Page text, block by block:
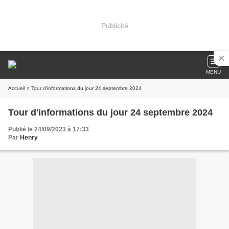
Publicité
MENU
Accueil » Tour d'informations du jour 24 septembre 2024
Tour d'informations du jour 24 septembre 2024
Publié le 24/09/2023 à 17:33
Par Henry